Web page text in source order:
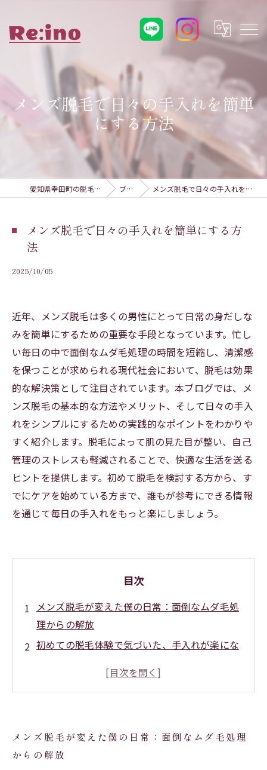
メンズ脱毛で日々の手入れを簡単
にする方法
愛知県幸田町の脱毛ならRe:ino ブログ メンズ脱毛で日々の手入れを簡単にする方法
メンズ脱毛で日々の手入れを簡単にする方
法
2025/10/05
近年、メンズ脱毛は多くの男性にとって日常の身だしな
みを簡単にするための重要な手段となっています。忙し
い毎日の中で面倒なムダ毛処理の時間を短縮し、清潔感
を保つことが求められる現代社会において、脱毛は効果
的な解決策として注目されています。本ブログでは、メ
ンズ脱毛の基本的な方法やメリット、そして日々の手入
れをシンプルにするための実践的なポイントをわかりや
すく紹介します。脱毛によって肌の見た目が整い、自己
管理のストレスも軽減されることで、快適な生活を送る
ヒントを提供します。初めて脱毛を検討する方から、す
でにケアを始めている方まで、誰もが参考にできる情報
を通じて毎日の手入れをもっと楽にしましょう。
目次
メンズ脱毛が変えた僕の日常：面倒なムダ毛処
理からの解放
初めての脱毛体験で気づいた、手入れが楽にな
脱毛後のケアを知って、清潔感アップの毎日へ
快適な生活を送るためのメンズ脱毛の効果的な
活用法
メンズ脱毛が変えた僕の日常：面倒なムダ毛処理
からの解放